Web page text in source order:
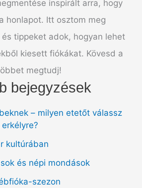
inspirált arra, hogy
honlapot. Itt osztom meg
tippeket adok, hogyan lehet
kiesett fiókákat. Kövesd a
megtudj!
bejegyzések
– milyen etetőt válassz
kultúrában
és népi mondások
szezon